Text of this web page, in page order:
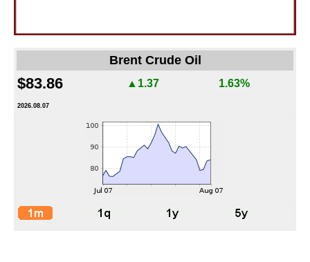
Brent Crude Oil
$83.86 ▲1.37 1.63%
2026.08.07